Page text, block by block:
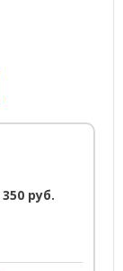
350 руб.